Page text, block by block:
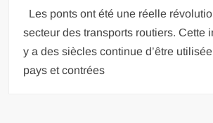
Les ponts ont été une réelle
secteur des transports routiers. Cette
y a des siècles continue d’être
pays et contrées